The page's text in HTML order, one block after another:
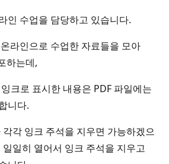
인 수업을 담당하고 있습니다.
라인으로 수업한 자료들을 모아
하는데,
크로 표시한 내용은 PDF 파일에는
니다.
각 잉크 주석을 지우면 가능하겠으
일히 열어서 잉크 주석을 지우고